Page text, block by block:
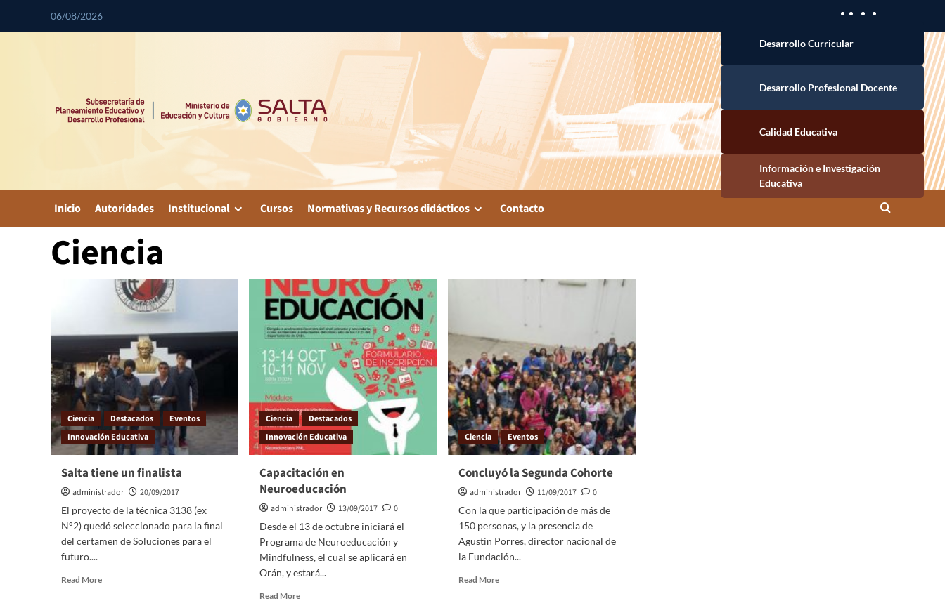
06/08/2026
Inicio Autoridades Institucional Cursos Normativas y Recursos didácticos Contacto
Ciencia
Ciencia Destacados
Eventos
Innovación Educativa
Salta tiene un finalista
administrador
20/09/2017
El proyecto de la técnica 3138 (ex
N°2) quedó seleccionado para la final
del certamen de Soluciones para el
futuro....
Read More
Ciencia
Destacados
Innovación Educativa
Capacitación en
Neuroeducación
administrador 13/09/2017
0
Desde el 13 de octubre iniciará el
Programa de Neuroeducación y
Mindfulness, el cual se aplicará en
Orán, y estará...
Read More
Ciencia Eventos
Concluyó la Segunda Cohorte
administrador 11/09/2017
0
Con la que participación de más de
150 personas, y la presencia de
Agustin Porres, director nacional de
la Fundación...
Read More
Información e Investigación Educativa